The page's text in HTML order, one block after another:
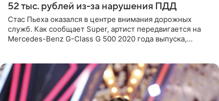
52 тыс. рублей из-за нарушения ПДД
Стас Пьеха оказался в центре внимания дорожных
служб. Как сообщает Super, артист передвигается на
Mercedes-Benz G-Class G 500 2020 года выпуска,